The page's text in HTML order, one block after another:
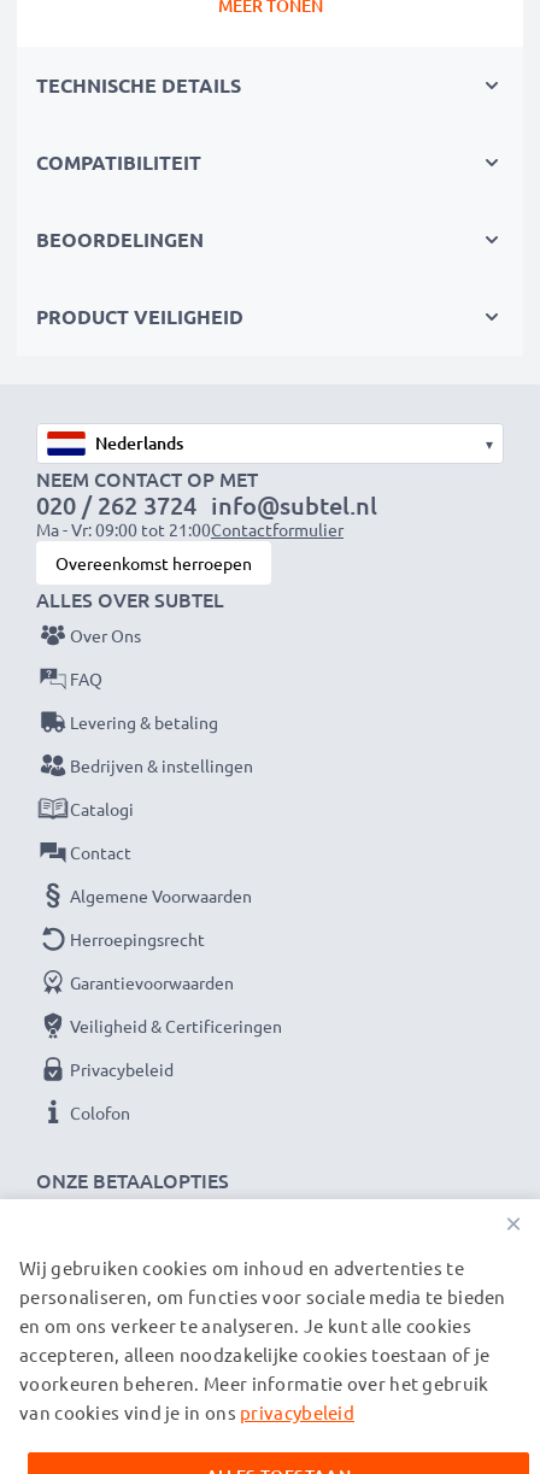
✔ Gegevensoverdracht in de kortste tijd -
✔ Veilige gegevensoverdracht - overdrachtkabel voor
overdrachtssnelheid
Soort:Stromkabel und Datentransferkabel (Data
& Charging cable)
Aansluiting 1: USB C Type C Ladestecker
Aansluiting 2: USB C Type C Anschlussstecker
Versie: 3.1 Gen 1
Laadstroom: 3A (PD 60W)
Datasnelheid (max)
3.0)
Lengte van de kabel:
Kabel Materiaal : PVC
Connector materiaal: PVC
Kleur: wit
★ 3 jaar garantie ★
Als internationale speciaalzaak sinds 2004 weten wij,
waar het bij hoogwaardige producten om draait.
Daarom verlenen wij een garantie van 36 maanden!
MEER TONEN
TECHNISCHE DETAILS
COMPATIBILITEIT
BEOORDELINGEN
PRODUCT VEILIGHEID
▾
NEEM CONTACT OP MET
020 / 262 3724
Ma - Vr: 09:00 tot 21:00
info@subtel.nl
Contactformulier
Overeenkomst herroepen
ONZE BETAALOPTIES
ALLES OVER SUBTEL
Over Ons
FAQ
Levering & betaling
Bedrijven & instellingen
Catalogi
Contact
Algemene Voorwaarden
Herroepingsrecht
Garantievoorwaarden
Veiligheid & Certificeringen
Privacybeleid
Colofon
ONZE VERZENDPARTNERS
© subtel.nl 2026
Alle prijzen zijn inclusief btw en exclusief verzendkosten.
Houd er rekening mee dat alle genoemde handelsmerken de
uitsluitend worden vermeld om informatie over onze
×
Wij gebruiken cookies om inhoud en advertenties te
personaliseren, om functies voor sociale media te bieden
en om ons verkeer te analyseren. Je kunt alle cookies
accepteren, alleen noodzakelijke cookies toestaan of je
voorkeuren beheren. Meer informatie over het gebruik
van cookies vind je in ons privacybeleid